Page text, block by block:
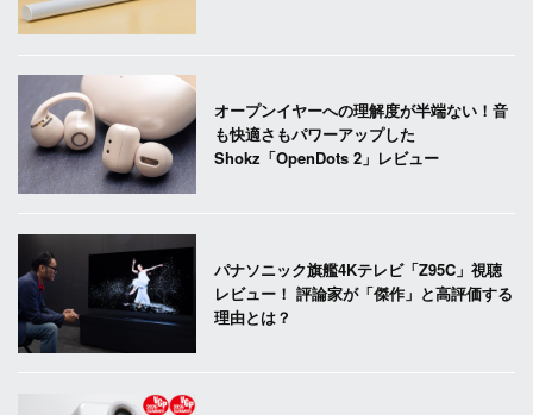
オープンイヤーへの理解度が半端ない！音
も快適さもパワーアップした
Shokz「OpenDots 2」レビュー
パナソニック旗艦4Kテレビ「Z95C」視聴
レビュー！ 評論家が「傑作」と高評価する
理由とは？